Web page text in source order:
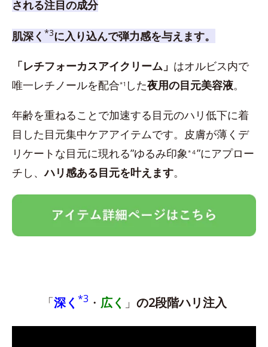
される注目の成分
肌深く *3に入り込んで弾力感を与えます。
「レチフォーカスアイクリーム」 はオルビス内で
唯一レチノールを配合*1 した夜用の目元美容液。
年齢を重ねることで加速する目元のハリ低下に着
目した目元集中ケアアイテムです。皮膚が薄くデ
リケートな目元に現れる”ゆるみ印象*４”にアプロー
チし、ハリ感ある目元を叶えます。
「深く *3 ・ 広く 」 の2段階ハリ注入